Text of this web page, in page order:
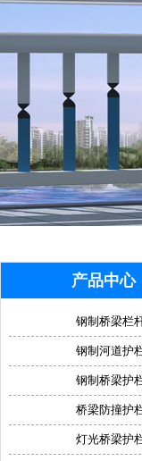
产品中心
钢制桥梁栏
钢制河道护
钢制桥梁护
桥梁防撞护
灯光桥梁护